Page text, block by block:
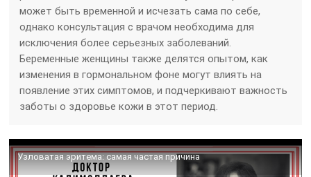
может быть временной и исчезать сама по себе,
однако консультация с врачом необходима для
исключения более серьезных заболеваний.
Беременные женщины также делятся опытом, как
изменения в гормональном фоне могут влиять на
появление этих симптомов, и подчеркивают важность
заботы о здоровье кожи в этот период.
Узловатая эритема: самая частая причина